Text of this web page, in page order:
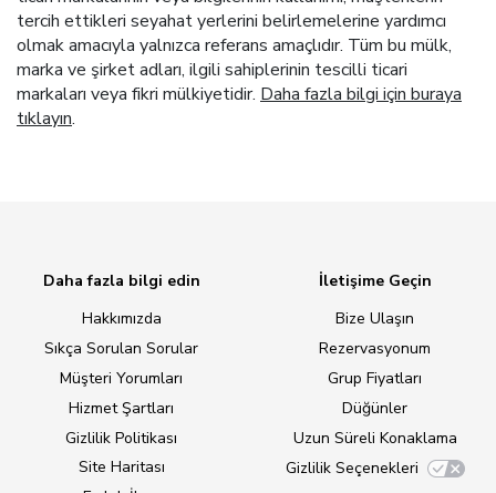
tercih ettikleri seyahat yerlerini belirlemelerine yardımcı
olmak amacıyla yalnızca referans amaçlıdır. Tüm bu mülk,
marka ve şirket adları, ilgili sahiplerinin tescilli ticari
markaları veya fikri mülkiyetidir. Daha fazla bilgi için buraya
tıklayın.
Daha fazla bilgi edin
Hakkımızda
Sıkça Sorulan Sorular
Müşteri Yorumları
Hizmet Şartları
Gizlilik Politikası
Site Haritası
İletişime Geçin
Bize Ulaşın
Rezervasyonum
Grup Fiyatları
Düğünler
Uzun Süreli Konaklama
Gizlilik Seçenekleri